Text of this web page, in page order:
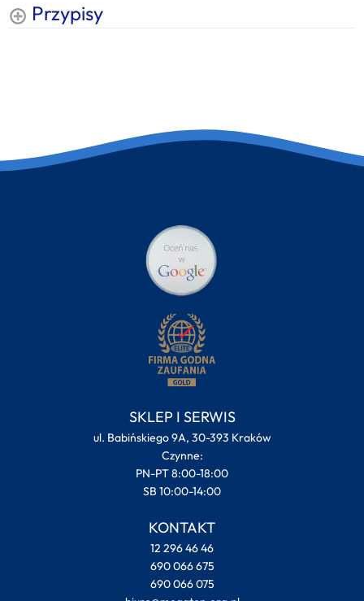
Przypisy
SKLEP I SERWIS
ul. Babińskiego 9A, 30-393 Kraków
Czynne:
PN-PT 8:00-18:00
SB 10:00-14:00
KONTAKT
12 296 46 46
690 066 675
690 066 075